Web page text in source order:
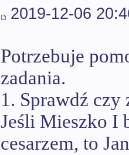
2019-12-06
Potrzebuje
zadania.
1. Sprawdź czy
Jeśli Mieszko I
cesarzem, to